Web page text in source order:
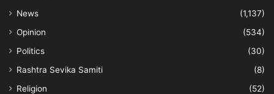
News
(1,137)
Opinion
(534)
Politics
(30)
Rashtra Sevika Samiti
(8)
Religion
(52)